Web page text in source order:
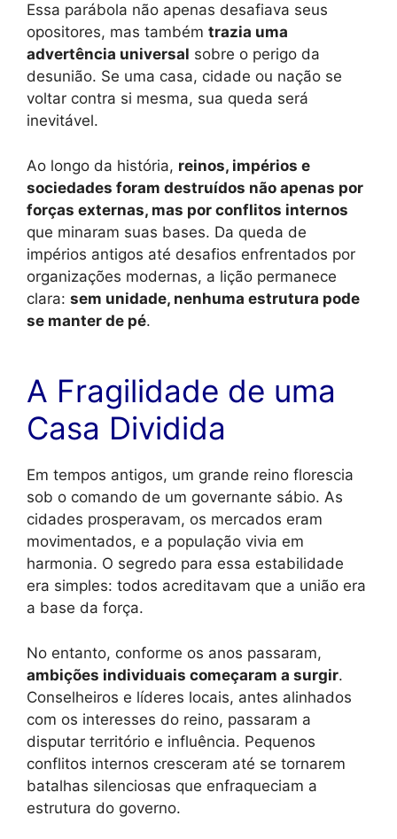
Essa parábola não apenas desafiava seus
opositores, mas também trazia uma
advertência universal sobre o perigo da
desunião. Se uma casa, cidade ou nação se
voltar contra si mesma, sua queda será
inevitável.
Ao longo da história, reinos, impérios e
sociedades foram destruídos não apenas por
forças externas, mas por conflitos internos
que minaram suas bases. Da queda de
impérios antigos até desafios enfrentados por
organizações modernas, a lição permanece
clara: sem unidade, nenhuma estrutura pode
se manter de pé.
A Fragilidade de uma
Casa Dividida
Em tempos antigos, um grande reino florescia
sob o comando de um governante sábio. As
cidades prosperavam, os mercados eram
movimentados, e a população vivia em
harmonia. O segredo para essa estabilidade
era simples: todos acreditavam que a união era
a base da força.
No entanto, conforme os anos passaram,
ambições individuais começaram a surgir.
Conselheiros e líderes locais, antes alinhados
com os interesses do reino, passaram a
disputar território e influência. Pequenos
conflitos internos cresceram até se tornarem
batalhas silenciosas que enfraqueciam a
estrutura do governo.